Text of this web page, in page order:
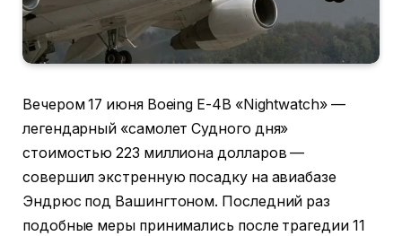
Вечером 17 июня Boeing E-4B «Nightwatch» —
легендарный «самолет Судного дня»
стоимостью 223 миллиона долларов —
совершил экстренную посадку на авиабазе
Эндрюс под Вашингтоном. Последний раз
подобные меры принимались после трагедии 11